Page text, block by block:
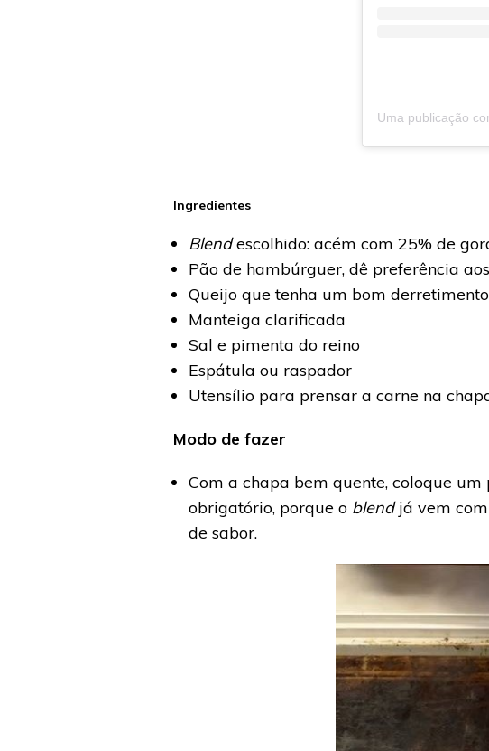
Ingredientes
Blendescolhido: acém com 25% de
Pão de hambúrguer, dê preferência
Queijo que tenha um bom
Manteiga clarificada
Sal e pimenta do reino
Espátula ou raspador
Utensílio para prensar a carne na
Modo de fazer
Com a chapa bem quente, coloque
obrigatório, porque o blendjá vem com
de sabor.